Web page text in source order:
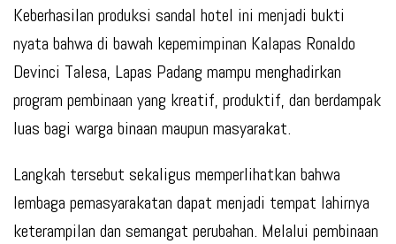
Keberhasilan produksi sandal hotel ini menjadi bukti
nyata bahwa di bawah kepemimpinan Kalapas Ronaldo
Devinci Talesa, Lapas Padang mampu menghadirkan
program pembinaan yang kreatif, produktif, dan berdampak
luas bagi warga binaan maupun masyarakat.
Langkah tersebut sekaligus memperlihatkan bahwa
lembaga pemasyarakatan dapat menjadi tempat lahirnya
keterampilan dan semangat perubahan. Melalui pembinaan